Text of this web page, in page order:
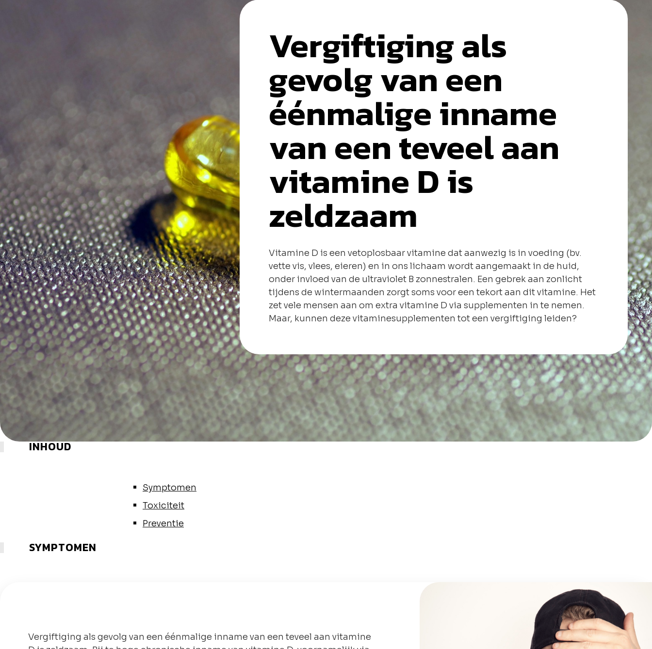
Vergiftiging als
gevolg van een
éénmalige inname
van een teveel aan
vitamine D is
zeldzaam
Vitamine D is een vetoplosbaar vitamine dat aanwezig is in voeding (bv.
vette vis, vlees, eieren) en in ons lichaam wordt aangemaakt in de huid,
onder invloed van de ultraviolet B zonnestralen. Een gebrek aan zonlicht
tijdens de wintermaanden zorgt soms voor een tekort aan dit vitamine. Het
zet vele mensen aan om extra vitamine D via supplementen in te nemen.
Maar, kunnen deze vitaminesupplementen tot een vergiftiging leiden?
INHOUD
Symptomen
Toxiciteit
Preventie
SYMPTOMEN
Vergiftiging als gevolg van een éénmalige inname van een teveel aan vitamine